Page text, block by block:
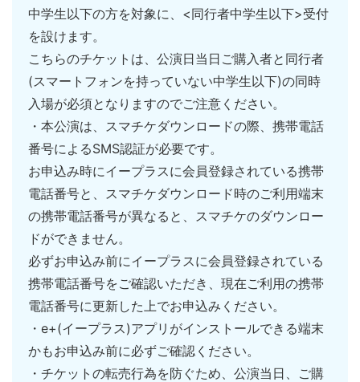
中学生以下の方を対象に、<同行者中学生以下>受付
を設けます。
こちらのチケットは、公演日当日ご購入者と同行者
(スマートフォンを持っていない中学生以下)の同時
入場が必須となりますのでご注意ください。
・本公演は、スマチケダウンロードの際、携帯電話
番号によるSMS認証が必要です。
お申込み時にイープラスに会員登録されている携帯
電話番号と、スマチケダウンロード時のご利用端末
の携帯電話番号が異なると、スマチケのダウンロー
ドができません。
必ずお申込み前にイープラスに会員登録されている
携帯電話番号をご確認いただき、現在ご利用の携帯
電話番号に更新した上でお申込みください。
・e+(イープラス)アプリがインストールできる端末
かもお申込み前に必ずご確認ください。
・チケットの転売⾏為を防ぐため、公演当⽇、ご購